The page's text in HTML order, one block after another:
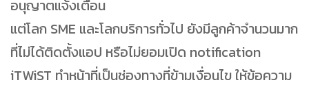
อนุญาตแจ้งเตือน
แต่โลก SME และโลกบริการทั่วไป ยังมีลูกค้าจำนวนมาก
ที่ไม่ได้ติดตั้งแอป หรือไม่ยอมเปิด notification
iTWiST ทำหน้าที่เป็นช่องทางที่ข้ามเงื่อนไข ให้ข้อความ